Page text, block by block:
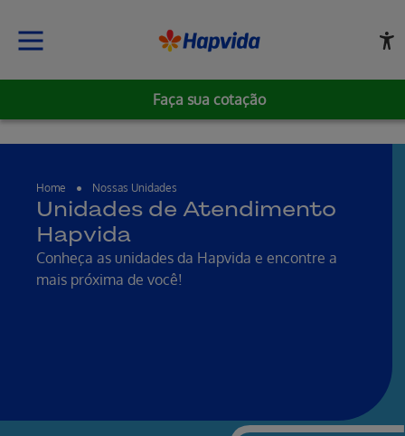
Faça sua cotação
Home Nossas Unidades
Unidades de Atendimento
Hapvida
Conheça as unidades da Hapvida e encontre a
mais próxima de você!